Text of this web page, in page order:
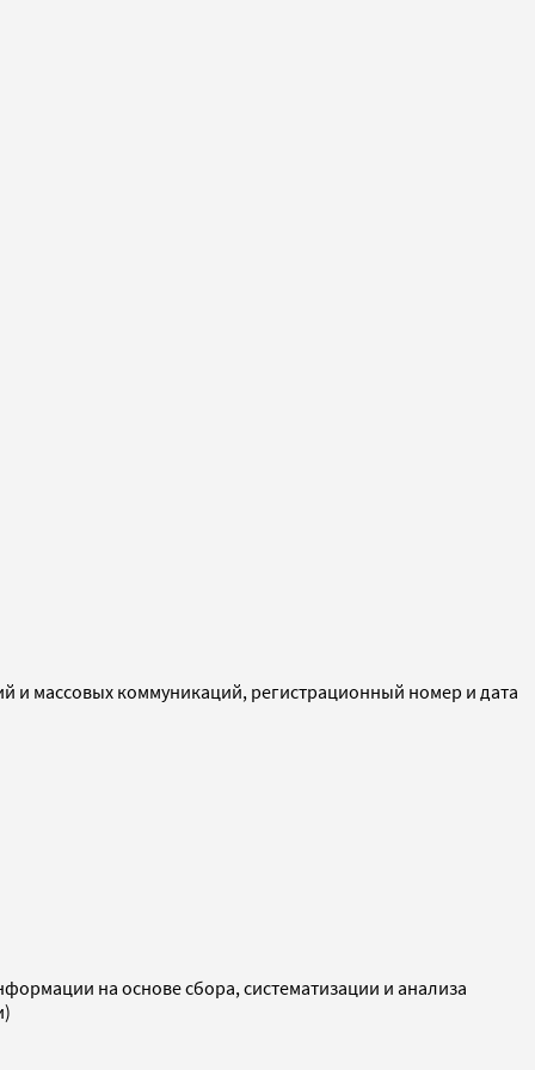
и массовых коммуникаций, регистрационный номер и дата
на основе сбора, систематизации и анализа